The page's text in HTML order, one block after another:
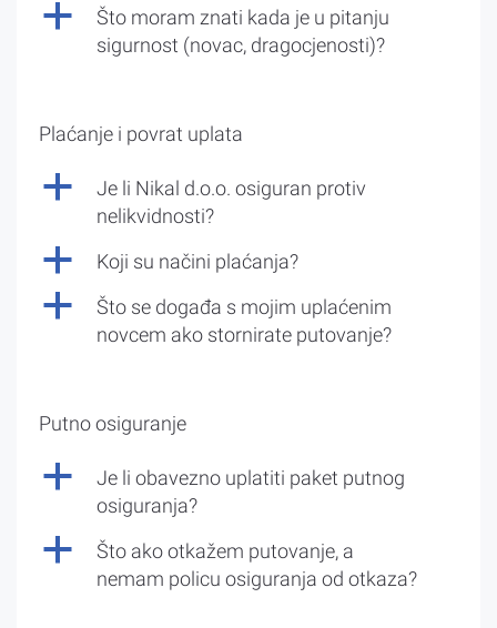
a
Što moram znati kada je u pitanju
sigurnost (novac, dragocjenosti)?
Plaćanje i povrat uplata
a
Je li Nikal d.o.o. osiguran protiv
nelikvidnosti?
a Koji su načini plaćanja?
a
Što se događa s mojim uplaćenim
novcem ako stornirate putovanje?
Putno osiguranje
a
Je li obavezno uplatiti paket putnog
osiguranja?
a
Što ako otkažem putovanje, a
nemam policu osiguranja od otkaza?